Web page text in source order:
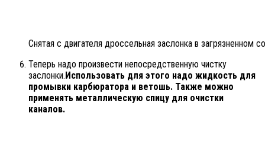
Снятая с двигателя дроссельная заслонка в загрязненном
Теперь надо произвести непосредственную чистку
заслонки.Использовать для этого надо жидкость для
промывки карбюратора и ветошь. Также можно
применять металлическую спицу для очистки
каналов.